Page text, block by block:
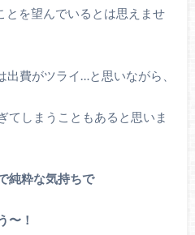
とを望んでいるとは思えませ
費がツライ…と思いながら、
てしまうこともあると思いま
純粋な気持ちで
〜！